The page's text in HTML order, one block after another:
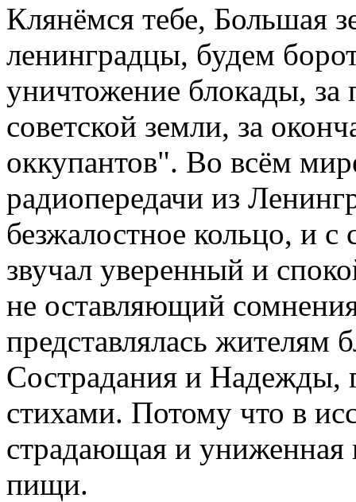
Клянёмся тебе, Большая
ленинградцы, будем
уничтожение блокады, за
советской земли, за
оккупантов". Во всём
радиопередачи из
безжалостное кольцо, и
звучал уверенный и
не оставляющий
представлялась жителям
Сострадания и Надежды,
стихами. Потому что в
страдающая и униженная
пищи.